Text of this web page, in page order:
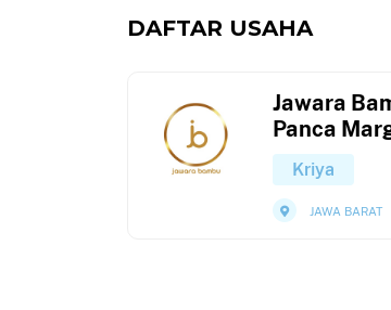
DAFTAR USAHA
Jawara
Panca
Kriya
JAWA BARAT